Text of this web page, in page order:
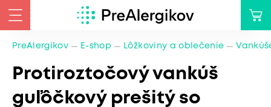
PreAlergikov E-shop Lôžkoviny a oblečenie
Protiroztočový vankúš
guľôčkový prešitý so